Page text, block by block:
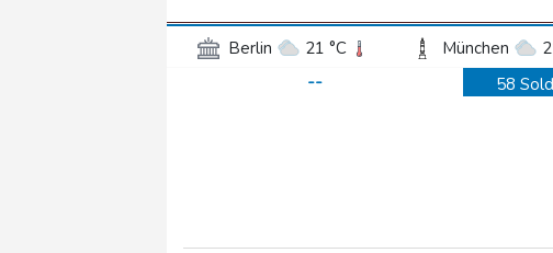
Berlin 21 °C München
Frankfurt am Main
--
58